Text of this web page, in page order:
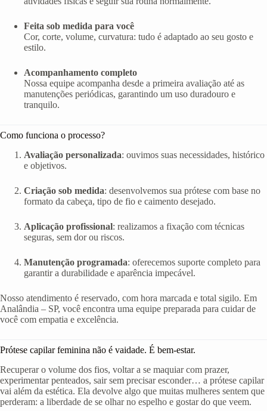
Feita sob medida para você
Cor, corte, volume, curvatura: tudo é adaptado ao seu gosto e
estilo.
Acompanhamento completo
Nossa equipe acompanha desde a primeira avaliação até as
manutenções periódicas, garantindo um uso duradouro e
tranquilo.
Como funciona o processo?
Avaliação personalizada: ouvimos suas necessidades, histórico
e objetivos.
Criação sob medida: desenvolvemos sua prótese com base no
formato da cabeça, tipo de fio e caimento desejado.
Aplicação profissional: realizamos a fixação com técnicas
seguras, sem dor ou riscos.
Manutenção programada: oferecemos suporte completo para
garantir a durabilidade e aparência impecável.
Nosso atendimento é reservado, com hora marcada e total sigilo. Em
Analândia – SP, você encontra uma equipe preparada para cuidar de
você com empatia e excelência.
Prótese capilar feminina não é vaidade. É bem-estar.
Recuperar o volume dos fios, voltar a se maquiar com prazer,
experimentar penteados, sair sem precisar esconder… a prótese capilar
vai além da estética. Ela devolve algo que muitas mulheres sentem que
perderam: a liberdade de se olhar no espelho e gostar do que veem.